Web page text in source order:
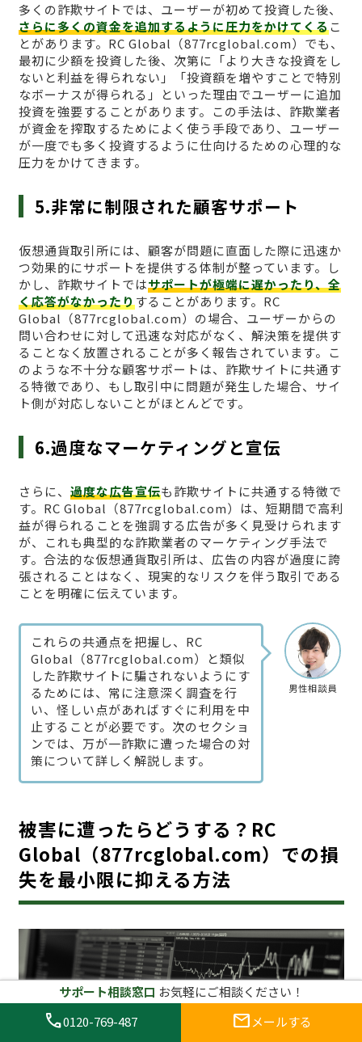
多くの詐欺サイトでは、ユーザーが初めて投資した後、
さらに多くの資金を追加するように圧力をかけてくるこ
とがあります。RC Global（877rcglobal.com）でも、
最初に少額を投資した後、次第に「より大きな投資をし
ないと利益を得られない」「投資額を増やすことで特別
なボーナスが得られる」といった理由でユーザーに追加
投資を強要することがあります。この手法は、詐欺業者
が資金を搾取するためによく使う手段であり、ユーザー
が一度でも多く投資するように仕向けるための心理的な
圧力をかけてきます。
5.非常に制限された顧客サポート
仮想通貨取引所には、顧客が問題に直面した際に迅速か
つ効果的にサポートを提供する体制が整っています。し
かし、詐欺サイトではサポートが極端に遅かったり、全
く応答がなかったりすることがあります。RC
Global（877rcglobal.com）の場合、ユーザーからの
問い合わせに対して迅速な対応がなく、解決策を提供す
ることなく放置されることが多く報告されています。こ
のような不十分な顧客サポートは、詐欺サイトに共通す
る特徴であり、もし取引中に問題が発生した場合、サイ
ト側が対応しないことがほとんどです。
6.過度なマーケティングと宣伝
さらに、 過度な広告宣伝も詐欺サイトに共通する特徴で
す。RC Global（877rcglobal.com）は、短期間で高利
益が得られることを強調する広告が多く見受けられます
が、これも典型的な詐欺業者のマーケティング手法で
す。合法的な仮想通貨取引所は、広告の内容が過度に誇
張されることはなく、現実的なリスクを伴う取引である
ことを明確に伝えています。
男性相談員
これらの共通点を把握し、RC
Global（877rcglobal.com）と類似
した詐欺サイトに騙されないようにす
るためには、常に注意深く調査を行
い、怪しい点があればすぐに利用を中
止することが必要です。次のセクショ
ンでは、万が一詐欺に遭った場合の対
策について詳しく解説します。
被害に遭ったらどうする？RC
Global（877rcglobal.com）での損
失を最小限に抑える方法
サポート相談窓口 お気軽にご相談ください！
call0120-769-487 mail メールする